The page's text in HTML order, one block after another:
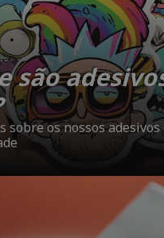
são
sobre os nossos adesivos